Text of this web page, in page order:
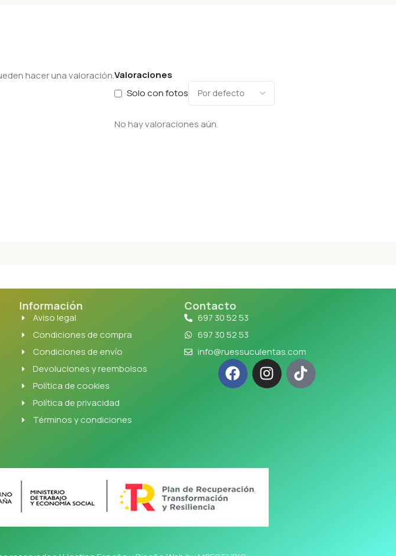
Valoraciones
Solo con fotos
No hay valoraciones aún.
hacer una valoración.
Información
Aviso legal
Condiciones de compra
Condiciones de envío
Devoluciones y reembolsos
Política de cookies
Política de privacidad
Términos y condiciones
Contacto
697 30 52 53
697 30 52 53
info@ruessuculentas.com